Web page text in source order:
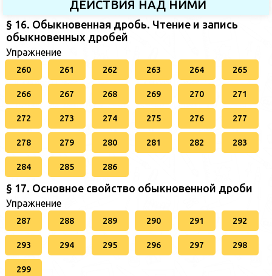
ДЕЙСТВИЯ НАД НИМИ
§ 16. Обыкновенная дробь. Чтение и запись
обыкновенных дробей
Упражнение
260 261 262 263 264 265
266 267 268 269 270 271
272 273 274 275 276 277
278 279 280 281 282 283
284 285 286
§ 17. Основное свойство обыкновенной дроби
Упражнение
287 288 289 290 291 292
293 294 295 296 297 298
299